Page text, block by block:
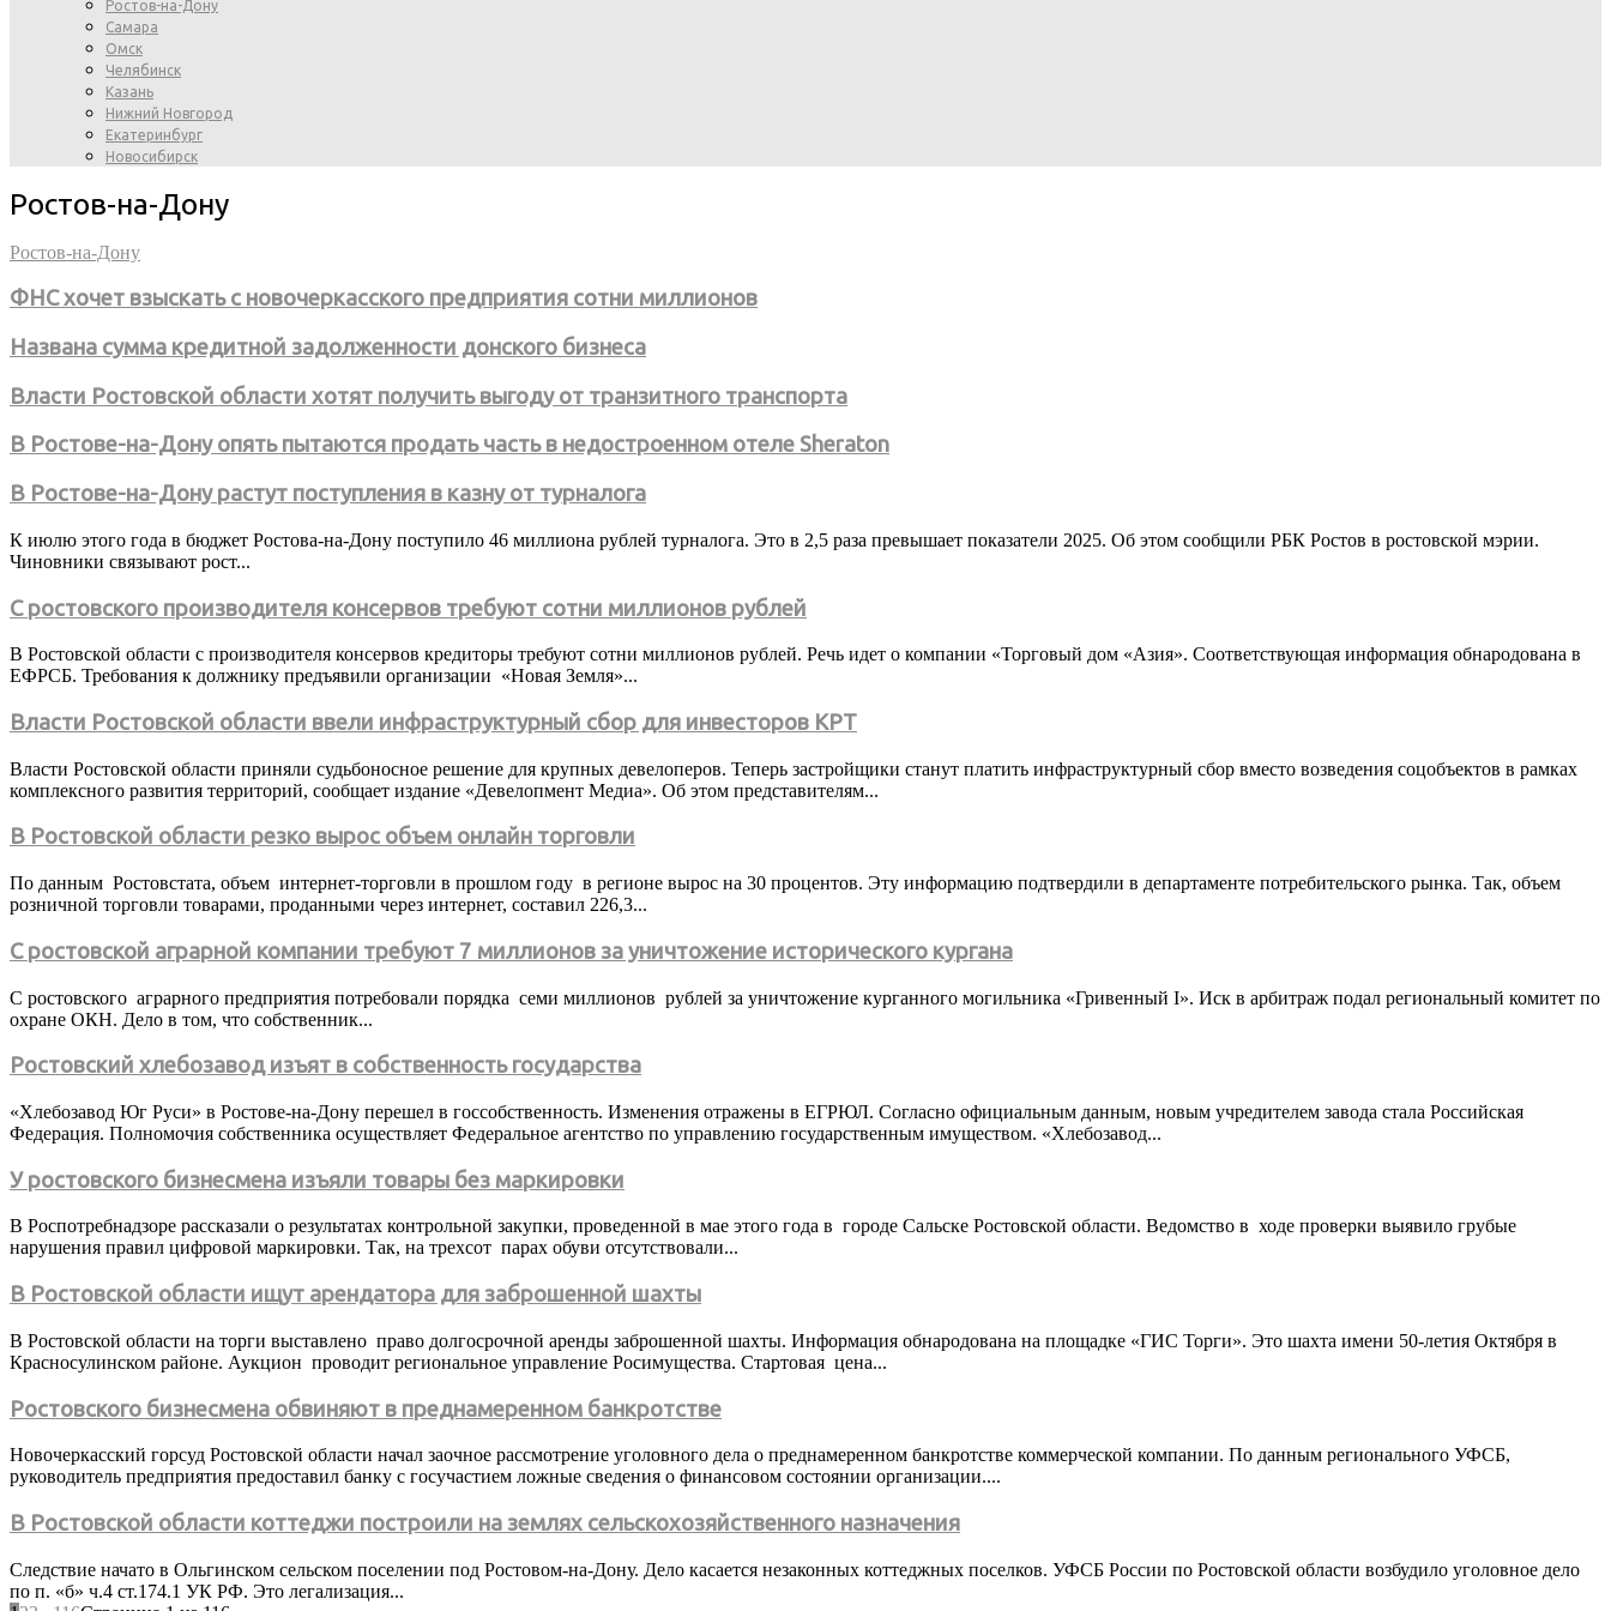
Ростов-на-Дону
Самара
Омск
Челябинск
Казань
Нижний Новгород
Екатеринбург
Новосибирск
Ростов-на-Дону
Ростов-на-Дону
ФНС хочет взыскать с новочеркасского предприятия сотни миллионов
Названа сумма кредитной задолженности донского бизнеса
Власти Ростовской области хотят получить выгоду от транзитного транспорта
В Ростове-на-Дону опять пытаются продать часть в недостроенном отеле Sheraton
В Ростове-на-Дону растут поступления в казну от турналога
К июлю этого года в бюджет Ростова-на-Дону поступило 46 миллиона рублей турналога. Это в 2,5 раза превышает показатели 2025. Об этом сообщили РБК Ростов в ростовской мэрии.
Чиновники связывают рост...
С ростовского производителя консервов требуют сотни миллионов рублей
В Ростовской области с производителя консервов кредиторы требуют сотни миллионов рублей. Речь идет о компании «Торговый дом «Азия». Соответствующая информация обнародована в
ЕФРСБ. Требования к должнику предъявили организации «Новая Земля»...
Власти Ростовской области ввели инфраструктурный сбор для инвесторов КРТ
Власти Ростовской области приняли судьбоносное решение для крупных девелоперов. Теперь застройщики станут платить инфраструктурный сбор вместо возведения соцобъектов в рамках
комплексного развития территорий, сообщает издание «Девелопмент Медиа». Об этом представителям...
В Ростовской области резко вырос объем онлайн торговли
По данным Ростовстата, объем интернет-торговли в прошлом году в регионе вырос на 30 процентов. Эту информацию подтвердили в департаменте потребительского рынка. Так, объем
розничной торговли товарами, проданными через интернет, составил 226,3...
С ростовской аграрной компании требуют 7 миллионов за уничтожение исторического кургана
С ростовского аграрного предприятия потребовали порядка семи миллионов рублей за уничтожение курганного могильника «Гривенный I». Иск в арбитраж подал региональный комитет по
охране ОКН. Дело в том, что собственник...
Ростовский хлебозавод изъят в собственность государства
«Хлебозавод Юг Руси» в Ростове-на-Дону перешел в госсобственность. Изменения отражены в ЕГРЮЛ. Согласно официальным данным, новым учредителем завода стала Российская
Федерация. Полномочия собственника осуществляет Федеральное агентство по управлению государственным имуществом. «Хлебозавод...
У ростовского бизнесмена изъяли товары без маркировки
В Роспотребнадзоре рассказали о результатах контрольной закупки, проведенной в мае этого года в городе Сальске Ростовской области. Ведомство в ходе проверки выявило грубые
нарушения правил цифровой маркировки. Так, на трехсот парах обуви отсутствовали...
В Ростовской области ищут арендатора для заброшенной шахты
В Ростовской области на торги выставлено право долгосрочной аренды заброшенной шахты. Информация обнародована на площадке «ГИС Торги». Это шахта имени 50-летия Октября в
Красносулинском районе. Аукцион проводит региональное управление Росимущества. Стартовая цена...
Ростовского бизнесмена обвиняют в преднамеренном банкротстве
Новочеркасский горсуд Ростовской области начал заочное рассмотрение уголовного дела о преднамеренном банкротстве коммерческой компании. По данным регионального УФСБ,
руководитель предприятия предоставил банку с госучастием ложные сведения о финансовом состоянии организации....
В Ростовской области коттеджи построили на землях сельскохозяйственного назначения
Следствие начато в Ольгинском сельском поселении под Ростовом-на-Дону. Дело касается незаконных коттеджных поселков. УФСБ России по Ростовской области возбудило уголовное дело
по п. «б» ч.4 ст.174.1 УК РФ. Это легализация...